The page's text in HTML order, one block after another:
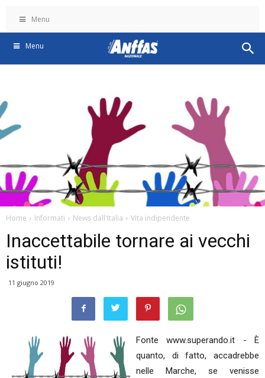
Menu
Menu
Home Informati News dall'Italia Vita indipendente
Inaccettabile tornare ai vecchi
istituti!
11 giugno 2019
Fonte www.superando.it - È
quanto, di fatto, accadrebbe
nelle Marche, se venisse